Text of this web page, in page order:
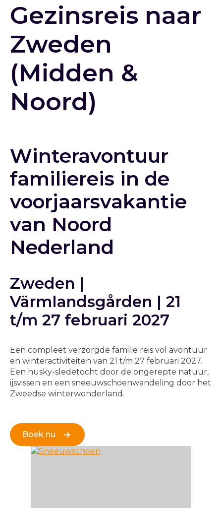
Gezinsreis naar
Zweden
(Midden &
Noord)
Winteravontuur
familiereis in de
voorjaarsvakantie
van Noord
Nederland
Zweden |
Värmlandsgården | 21
t/m 27 februari 2027
Een compleet verzorgde familie reis vol avontuur
en winteractiviteiten van 21 t/m 27 februari 2027.
Een husky-sledetocht door de ongerepte natuur,
ijsvissen en een sneeuwschoenwandeling door het
Zweedse winterwonderland.
Boek nu